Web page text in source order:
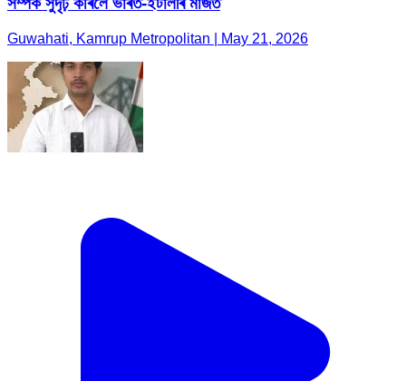
Guwahati, Kamrup Metropolitan | May 21, 2026